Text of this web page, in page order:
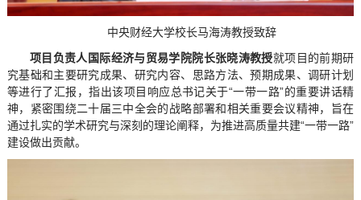
中央财经大学校长马海涛教授致辞
项目负责人国际经济与贸易学院院长张晓涛教授就项目的前期研
究基础和主要研究成果、研究内容、思路方法、预期成果、调研计划
等进行了汇报，指出该项目响应总书记关于“一带一路”的重要讲话精
神，紧密围绕二十届三中全会的战略部署和相关重要会议精神，旨在
通过扎实的学术研究与深刻的理论阐释，为推进高质量共建“一带一路”
建设做出贡献。